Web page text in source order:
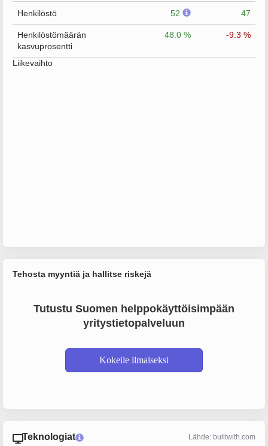
Henkilöstö 52 47
Henkilöstömäärän
kasvuprosentti
48.0 % -9.3 %
Liikevaihto
Tehosta myyntiä ja hallitse riskejä
Tutustu Suomen helppokäyttöisimpään
yritystietopalveluun
Kokeile ilmaiseksi
Teknologiat Lähde: builtwith.com